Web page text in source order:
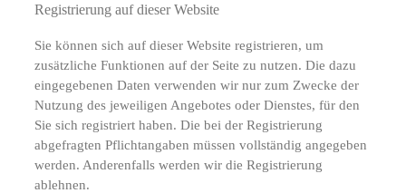
Registrierung auf dieser Website
Sie können sich auf dieser Website registrieren, um
zusätzliche Funktionen auf der Seite zu nutzen. Die dazu
eingegebenen Daten verwenden wir nur zum Zwecke der
Nutzung des jeweiligen Angebotes oder Dienstes, für den
Sie sich registriert haben. Die bei der Registrierung
abgefragten Pflichtangaben müssen vollständig angegeben
werden. Anderenfalls werden wir die Registrierung
ablehnen.